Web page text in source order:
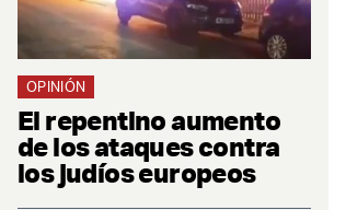
OPINIÓN
El repentino aumento
de los ataques contra
los judíos europeos